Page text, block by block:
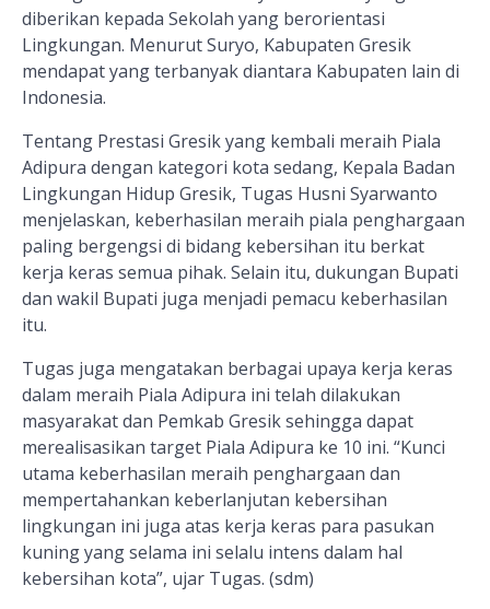
diberikan kepada Sekolah yang berorientasi
Lingkungan. Menurut Suryo, Kabupaten Gresik
mendapat yang terbanyak diantara Kabupaten lain di
Indonesia.
Tentang Prestasi Gresik yang kembali meraih Piala
Adipura dengan kategori kota sedang, Kepala Badan
Lingkungan Hidup Gresik, Tugas Husni Syarwanto
menjelaskan, keberhasilan meraih piala penghargaan
paling bergengsi di bidang kebersihan itu berkat
kerja keras semua pihak. Selain itu, dukungan Bupati
dan wakil Bupati juga menjadi pemacu keberhasilan
itu.
Tugas juga mengatakan berbagai upaya kerja keras
dalam meraih Piala Adipura ini telah dilakukan
masyarakat dan Pemkab Gresik sehingga dapat
merealisasikan target Piala Adipura ke 10 ini. “Kunci
utama keberhasilan meraih penghargaan dan
mempertahankan keberlanjutan kebersihan
lingkungan ini juga atas kerja keras para pasukan
kuning yang selama ini selalu intens dalam hal
kebersihan kota”, ujar Tugas. (sdm)